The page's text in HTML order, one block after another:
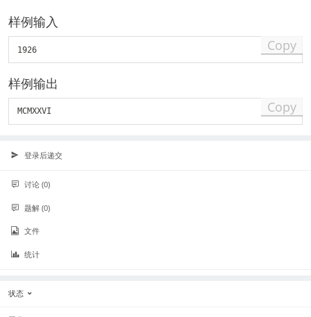
e
2
0
样例输入
1926 Copy
样例输出
Copy
登录后递交
讨论 (0)
题解 (0)
文件
统计
状态